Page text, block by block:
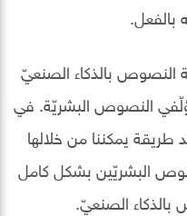
بالفعل.
النصوص بالذكاء الصنعيّ
النصوص البشريّة. في
طريقة يمكننا من خلالها
البشريّين بشكل كامل
بالذكاء الصنعيّ.